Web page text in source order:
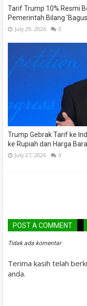
Tarif Trump 10% Resmi
Pemerintah Bilang
July 29, 2026 0
Trump Gebrak Tarif ke
ke Rupiah dan Harga
July 27, 2026 0
POST A COMMENT
Tidak ada komentar
Terima kasih telah
anda.